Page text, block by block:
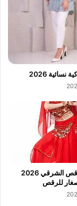
2026
فساتين الرقص الشرقي 2026
صغار للرقص